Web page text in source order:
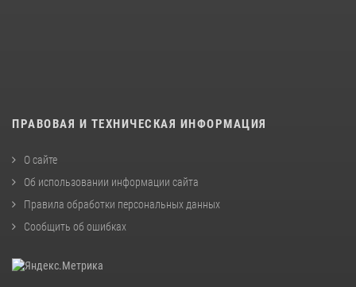
ПРАВОВАЯ И ТЕХНИЧЕСКАЯ ИНФОРМАЦИЯ
О сайте
Об использовании информации сайта
Правила обработки персональных данных
Сообщить об ошибках